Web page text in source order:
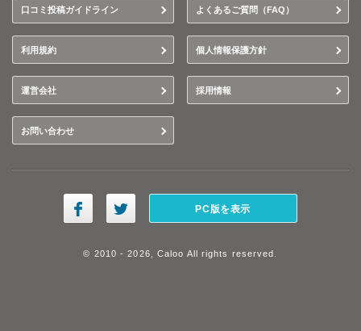
口コミ投稿ガイドライン よくあるご質問（FAQ）
利用規約 個人情報保護方針
運営会社 採用情報
お問い合わせ
PC版を表示
© 2010 - 2026, Caloo All rights reserved.